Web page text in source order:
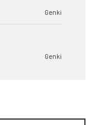
Genki
Genki